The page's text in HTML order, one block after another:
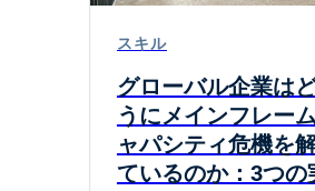
スキル
グローバル企業は
うにメインフレー
ャパシティ危機を
ているのか：3つの